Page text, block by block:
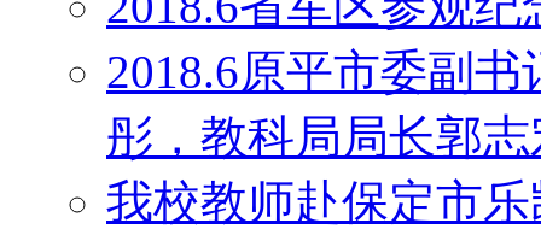
2018.6原平市委副
彤，教科局局长郭
我校教师赴保定市